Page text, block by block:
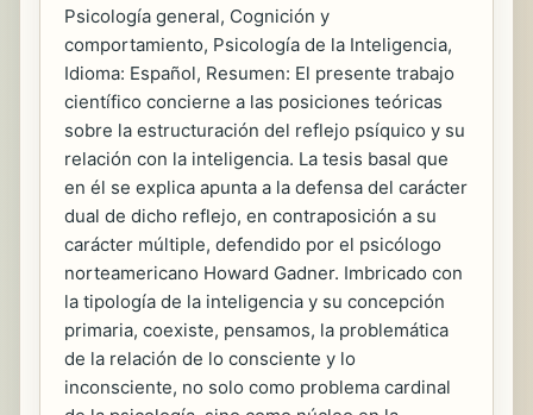
Psicología general, Cognición y
comportamiento, Psicología de la Inteligencia,
Idioma: Español, Resumen: El presente trabajo
científico concierne a las posiciones teóricas
sobre la estructuración del reflejo psíquico y su
relación con la inteligencia. La tesis basal que
en él se explica apunta a la defensa del carácter
dual de dicho reflejo, en contraposición a su
carácter múltiple, defendido por el psicólogo
norteamericano Howard Gadner. Imbricado con
la tipología de la inteligencia y su concepción
primaria, coexiste, pensamos, la problemática
de la relación de lo consciente y lo
inconsciente, no solo como problema cardinal